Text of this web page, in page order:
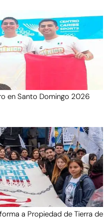
en Santo Domingo 2026
a Propiedad de Tierra de